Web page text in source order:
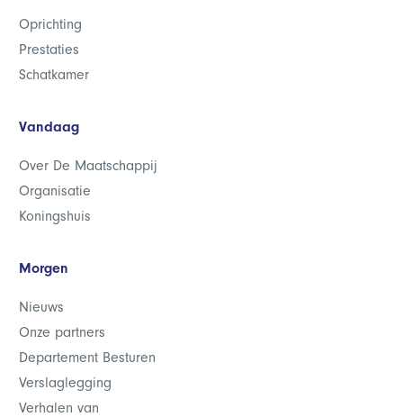
Oprichting
Prestaties
Schatkamer
Vandaag
Over De Maatschappij
Organisatie
Koningshuis
Morgen
Nieuws
Onze partners
Departement Besturen
Verslaglegging
Verhalen van